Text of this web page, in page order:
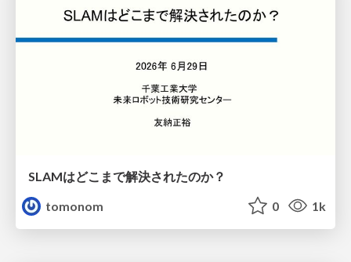
SLAMはどこまで解決されたのか？
tomonom
0 1k